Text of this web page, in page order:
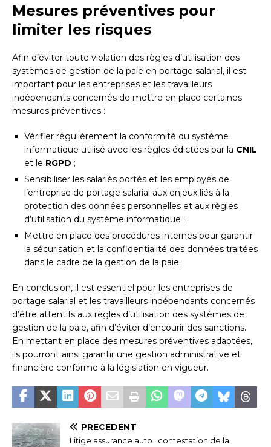
Mesures préventives pour
limiter les risques
Afin d’éviter toute violation des règles d’utilisation des
systèmes de gestion de la paie en portage salarial, il est
important pour les entreprises et les travailleurs
indépendants concernés de mettre en place certaines
mesures préventives :
Vérifier régulièrement la conformité du système
informatique utilisé avec les règles édictées par la CNIL
et le RGPD ;
Sensibiliser les salariés portés et les employés de
l’entreprise de portage salarial aux enjeux liés à la
protection des données personnelles et aux règles
d’utilisation du système informatique ;
Mettre en place des procédures internes pour garantir
la sécurisation et la confidentialité des données traitées
dans le cadre de la gestion de la paie.
En conclusion, il est essentiel pour les entreprises de
portage salarial et les travailleurs indépendants concernés
d’être attentifs aux règles d’utilisation des systèmes de
gestion de la paie, afin d’éviter d’encourir des sanctions.
En mettant en place des mesures préventives adaptées,
ils pourront ainsi garantir une gestion administrative et
financière conforme à la législation en vigueur.
PRÉCÉDENT
Litige assurance auto : contestation de la